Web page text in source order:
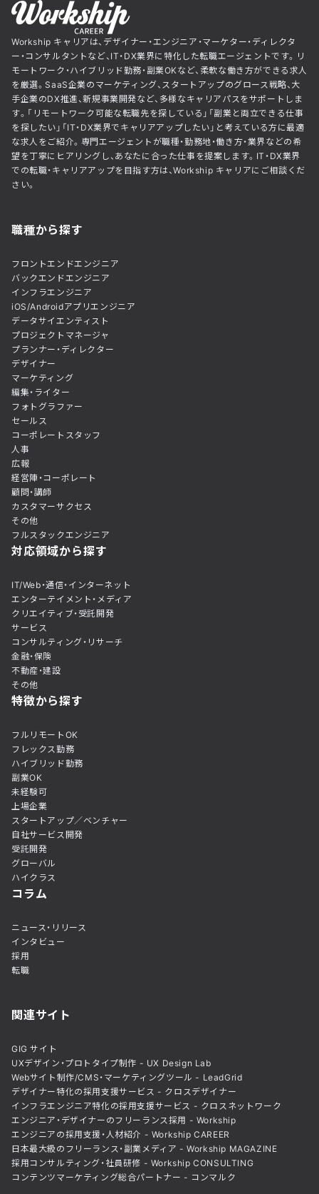
Workship キャリアは、デザイナー・エンジニア・マーケター・ディレクタ
ー・コンサルタントなど、IT・DX業界に特化した転職エージェントです。リ
モートワーク・ハイブリッド勤務・副業OKなど、柔軟な働き方ができる求人
を厳選。SaaS企業のマーケティング、スタートアップのグロース戦略、大
手企業のDX推進、新規事業開発など、多様なキャリアパスをサポートしま
す。「リモートワーク可能な転職先を探している」「副業と両立できる仕事
を探したい」「IT・DX業界でキャリアアップしたい」と考えている方に最適
な求人をご紹介。専門エージェントが職種・勤務地・働き方・業界などの希
望を丁寧にヒアリングし、あなたに合った仕事を提案します。IT・DX業界
での転職・キャリアアップを目指す方は、Workship キャリアにご相談くだ
さい。
職種から探す
フロントエンドエンジニア
バックエンドエンジニア
インフラエンジニア
iOS/Androidアプリエンジニア
データサイエンティスト
プロジェクトマネージャ
プランナー・ディレクター
デザイナー
マーケティング
編集・ライター
フォトグラファー
セールス
コーポレートスタッフ
人事
広報
経営陣・コーポレート
顧問・講師
カスタマーサクセス
その他
フルスタックエンジニア
対応領域から探す
IT/Web・通信・インターネット
エンターテイメント・メディア
クリエイティブ・受託開発
サービス
コンサルティング・リサーチ
金融・保険
不動産・建設
その他
特徴から探す
フルリモートOK
フレックス勤務
ハイブリッド勤務
副業OK
未経験可
上場企業
スタートアップ／ベンチャー
自社サービス開発
受託開発
グローバル
ハイクラス
コラム
ニュース・リリース
インタビュー
採用
転職
関連サイト
GIG サイト
UXデザイン・プロトタイプ制作 - UX Design Lab
Webサイト制作/CMS・マーケティングツール - LeadGrid
デザイナー特化の採用支援サービス - クロスデザイナー
インフラエンジニア特化の採用支援サービス - クロスネットワーク
エンジニア・デザイナーのフリーランス採用 - Workship
エンジニアの採用支援・人材紹介 - Workship CAREER
日本最大級のフリーランス・副業メディア - Workship MAGAZINE
採用コンサルティング・社員研修 - Workship CONSULTING
コンテンツマーケティング総合パートナー - コンマルク